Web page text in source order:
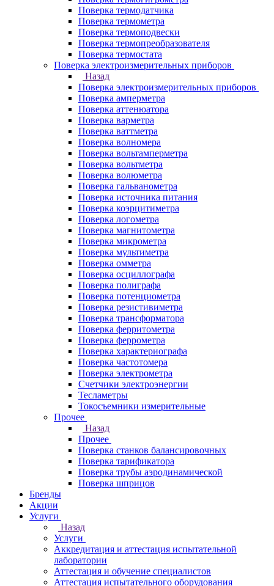
Поверка термодатчика
Поверка термометра
Поверка термоподвески
Поверка термопреобразователя
Поверка термостата
Поверка электроизмерительных приборов
Назад
Поверка электроизмерительных приборов
Поверка амперметра
Поверка аттенюатора
Поверка варметра
Поверка ваттметра
Поверка волномера
Поверка вольтамперметра
Поверка вольтметра
Поверка волюметра
Поверка гальванометра
Поверка источника питания
Поверка коэрцитиметра
Поверка логометра
Поверка магнитометра
Поверка микрометра
Поверка мультиметра
Поверка омметра
Поверка осциллографа
Поверка полиграфа
Поверка потенциометра
Поверка резистивиметра
Поверка трансформатора
Поверка ферритометра
Поверка феррометра
Поверка характериографа
Поверка частотомера
Поверка электрометра
Счетчики электроэнергии
Тесламетры
Токосъемники измерительные
Прочее
Назад
Прочее
Поверка станков балансировочных
Поверка тарификатора
Поверка трубы аэродинамической
Поверка шприцов
Бренды
Акции
Услуги
Назад
Услуги
Аккредитация и аттестация испытательной
лаборатории
Аттестация и обучение специалистов
Аттестация испытательного оборудования